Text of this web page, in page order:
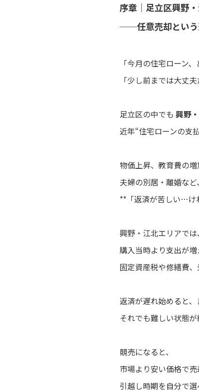
序章｜足立区興野
──任意売却という
「今月の住宅ローン
「少し前までは大丈
足立区の中でも 興野
近年“住宅ローンの支
物価上昇、教育費の
夫婦の別居・離婚な
**「返済が苦しい…け
興野・江北エリアで
購入当時より支出が
固定資産税や修繕費
返済が遅れ始めると、
それでも難しい状態
競売になると、
市場より安い価格で
引越し時期を自分で